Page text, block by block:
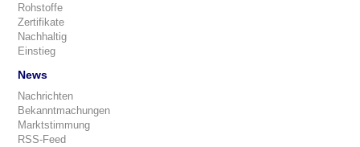
Rohstoffe
Zertifikate
Nachhaltig
Einstieg
News
Nachrichten
Bekanntmachungen
Marktstimmung
RSS-Feed